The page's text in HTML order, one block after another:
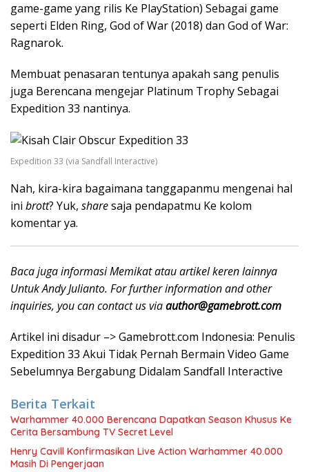
game-game yang rilis Ke PlayStation) Sebagai game
seperti Elden Ring, God of War (2018) dan God of War:
Ragnarok.
Membuat penasaran tentunya apakah sang penulis
juga Berencana mengejar Platinum Trophy Sebagai
Expedition 33 nantinya.
Expedition 33 (via Sandfall Interactive)
Nah, kira-kira bagaimana tanggapanmu mengenai hal
ini brott? Yuk, sharesaja pendapatmu Ke kolom
komentar ya.
Baca juga informasi Memikat atau artikel keren lainnya
Untuk Andy Julianto. For further information and other
inquiries, you can contact us viaauthor@gamebrott.com
Artikel ini disadur –> Gamebrott.com Indonesia: Penulis
Expedition 33 Akui Tidak Pernah Bermain Video Game
Sebelumnya Bergabung Didalam Sandfall Interactive
Berita Terkait
Warhammer 40.000 Berencana Dapatkan Season Khusus Ke
Cerita Bersambung TV Secret Level
Henry Cavill Konfirmasikan Live Action Warhammer 40.000
Masih Di Pengerjaan